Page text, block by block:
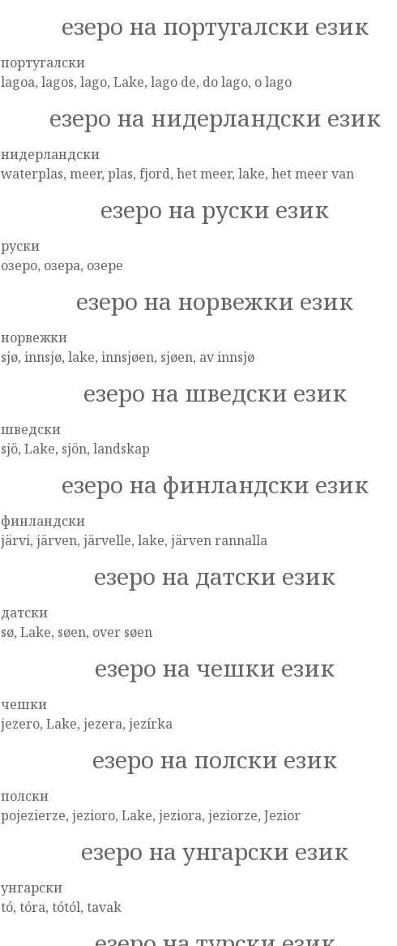
езеро на португалски език
португалски
lagoa, lagos, lago, Lake, lago de, do lago, o lago
езеро на нидерландски език
нидерландски
waterplas, meer, plas, fjord, het meer, lake, het meer van
езеро на руски език
руски
озеро, озера, озере
езеро на норвежки език
норвежки
sjø, innsjø, lake, innsjøen, sjøen, av innsjø
езеро на шведски език
шведски
sjö, Lake, sjön, landskap
езеро на финландски език
финландски
järvi, järven, järvelle, lake, järven rannalla
езеро на датски език
датски
sø, Lake, søen, over søen
езеро на чешки език
чешки
jezero, Lake, jezera, jezírka
езеро на полски език
полски
pojezierze, jezioro, Lake, jeziora, jeziorze, Jezior
езеро на унгарски език
унгарски
tó, tóra, tótól, tavak